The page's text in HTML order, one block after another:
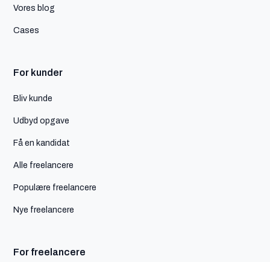
Vores blog
Cases
For kunder
Bliv kunde
Udbyd opgave
Få en kandidat
Alle freelancere
Populære freelancere
Nye freelancere
For freelancere